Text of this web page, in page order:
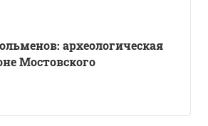
археологическая
Мостовского